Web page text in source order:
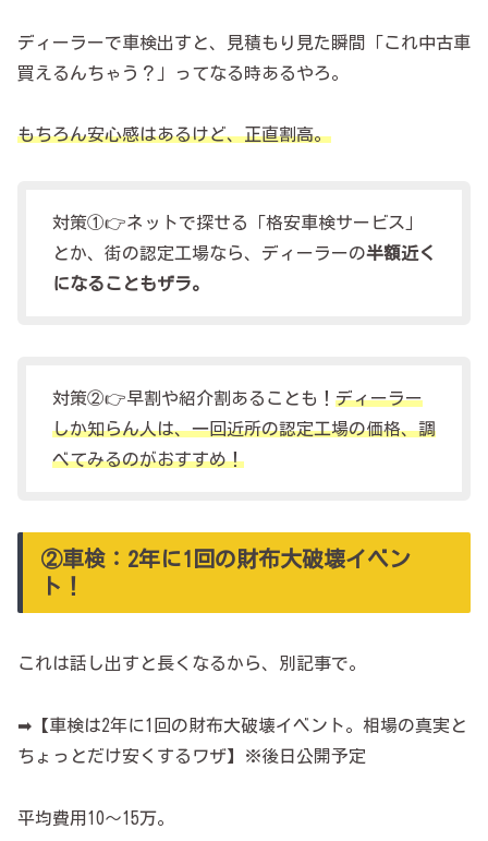
ディーラーで車検出すと、見積もり見た瞬間「これ中古車
買えるんちゃう？」ってなる時あるやろ。
もちろん安心感はあるけど、正直割高。
対策①👉ネットで探せる「格安車検サービス」
とか、街の認定工場なら、ディーラーの半額近く
になることもザラ。
対策②👉早割や紹介割あることも！ ディーラー
しか知らん人は、一回近所の認定工場の価格、調
べてみるのがおすすめ！
②車検：2年に1回の財布大破壊イベン
ト！
これは話し出すと長くなるから、別記事で。
➡【車検は2年に1回の財布大破壊イベント。相場の真実と
ちょっとだけ安くするワザ】※後日公開予定
平均費用10～15万。